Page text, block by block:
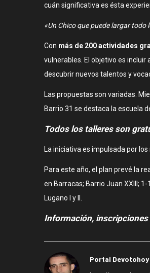
cuán significativa es ésta
«Un Chico que puede largar
Con más de 200 actividades
vulnerables. El objetivo es
descubrir nuevos talentos y
Las propuestas son variadas.
Barrio 31 se destaca la escuela
Todos los talleres son
La iniciativa es impulsada por
Para este año, el plan prevé la
en Barracas; Barrio Juan XXIII;
Lugano I y II.
Información,
Portal Devotohoy